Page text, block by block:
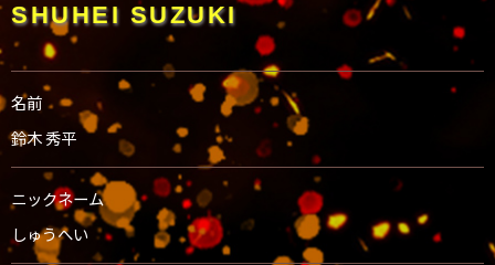
SHUHEI SUZUKI
名前
鈴木 秀平
ニックネーム
しゅうへい